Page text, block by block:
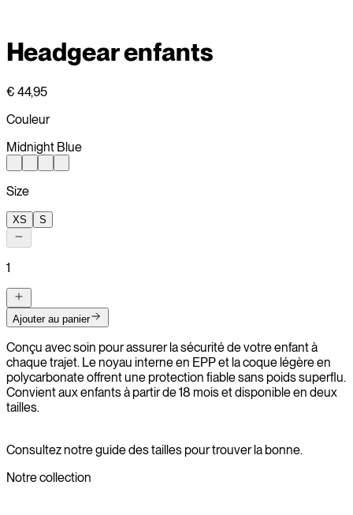
Headgear enfants
€ 44,95
Couleur
Midnight Blue
Size
XS S
1
Ajouter au panier
Conçu avec soin pour assurer la sécurité de votre enfant à
chaque trajet. Le noyau interne en EPP et la coque légère en
polycarbonate offrent une protection fiable sans poids superflu.
Convient aux enfants à partir de 18 mois et disponible en deux
tailles.
Consultez notre guide des tailles pour trouver la bonne.
Notre collection